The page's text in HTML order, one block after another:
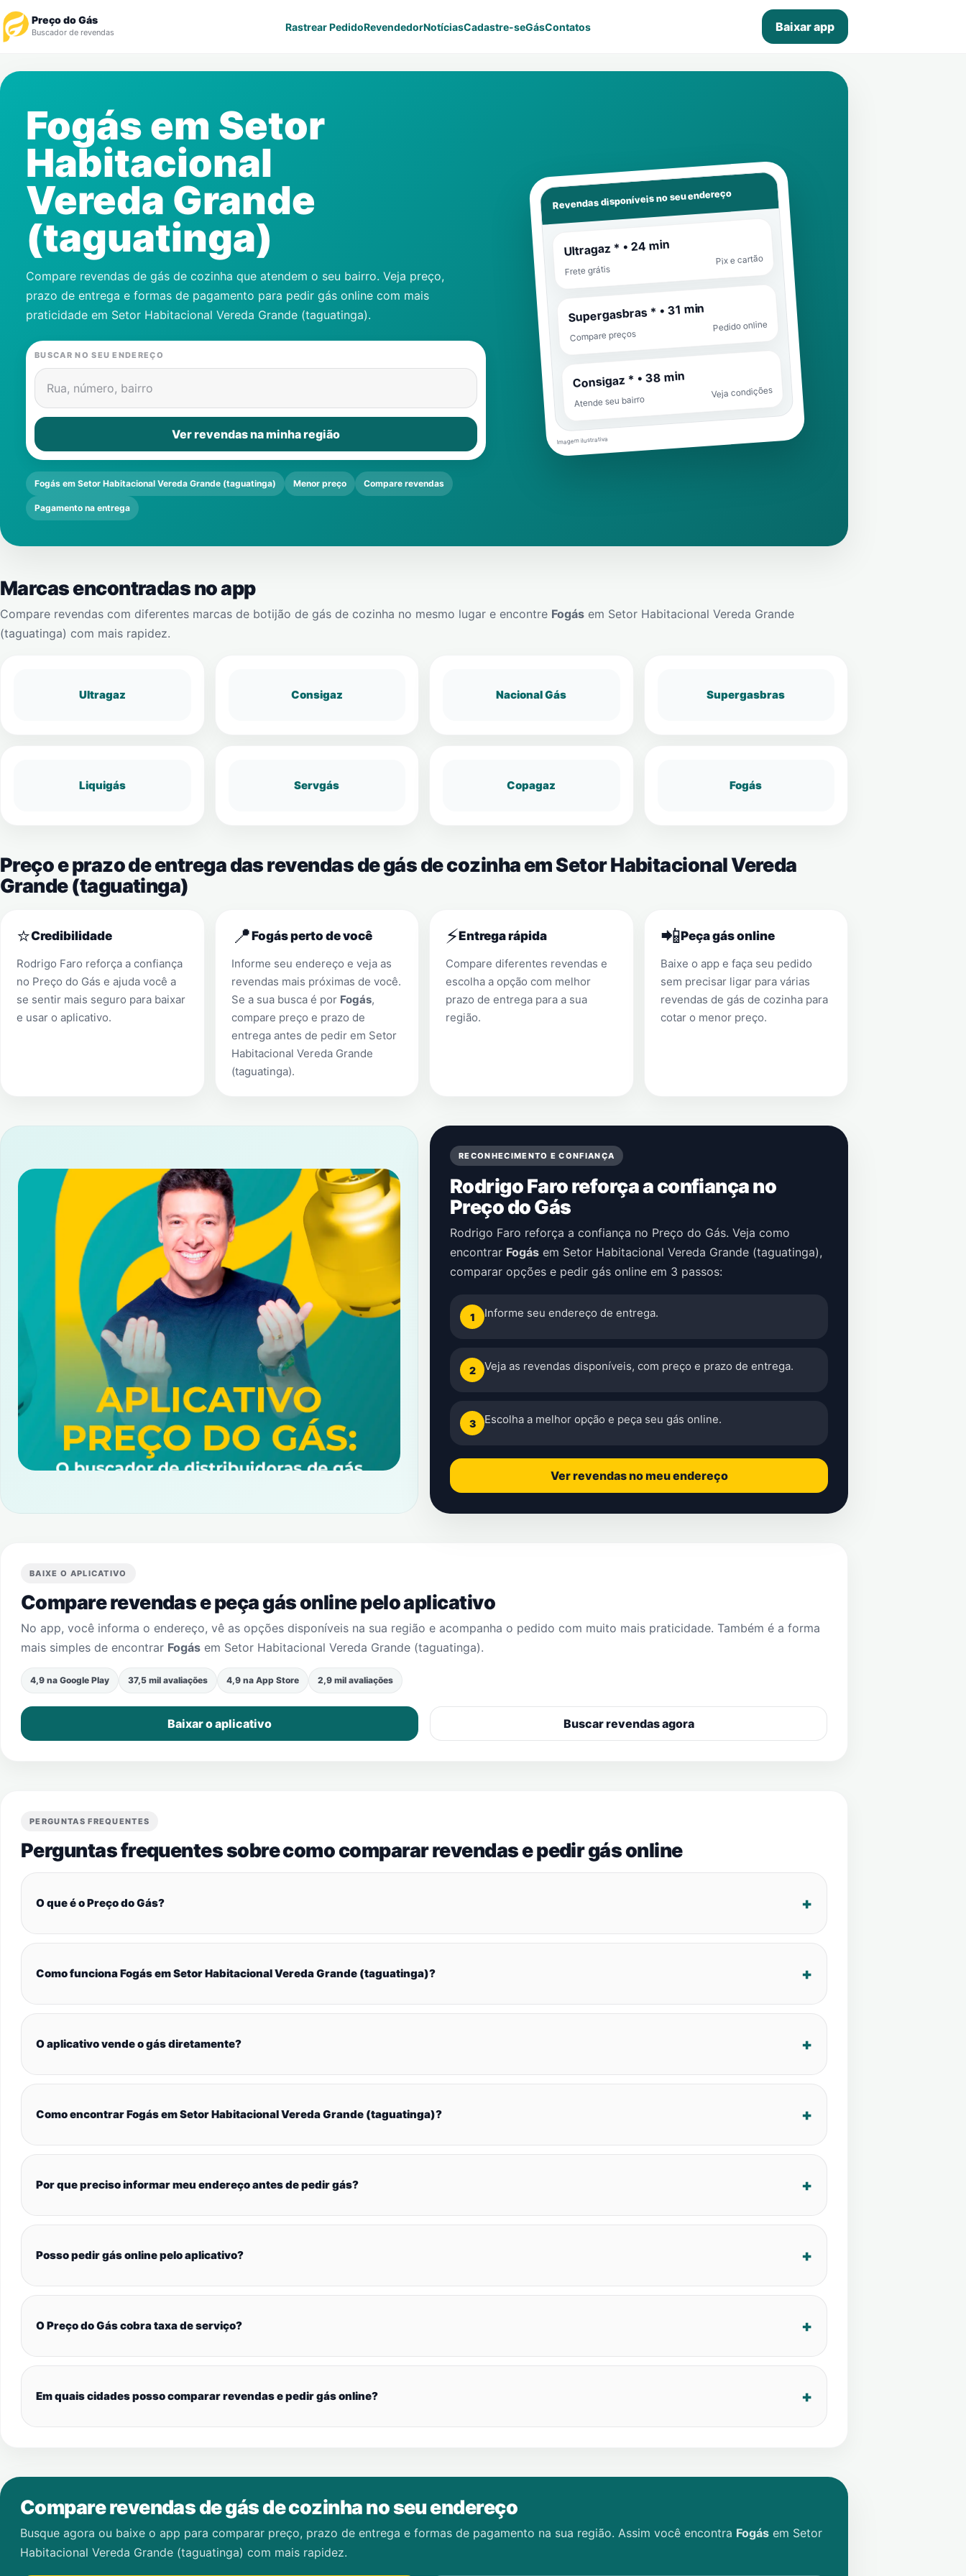
Preço do Gás
Buscador de revendas Rastrear PedidoRevendedorNotíciasCadastre-seGásContatos Baixar app
Revendedor
Notícias
Cadastre-se
Gás
Fogás em Setor
Habitacional
Vereda Grande
(taguatinga)
Compare revendas de gás de cozinha que atendem o seu bairro. Veja preço,
prazo de entrega e formas de pagamento para pedir gás online com mais
praticidade em Setor Habitacional Vereda Grande (taguatinga).
BUSCAR NO SEU ENDEREÇO
Rua, número, bairro
Ver revendas na minha região
Fogás em Setor Habitacional Vereda Grande (taguatinga) Menor preço Compare revendas
Pagamento na entrega
Revendas disponíveis no seu endereço
Ultragaz * • 24 min
Frete grátis
Pix e cartão
Supergasbras * • 31 min
Compare preços
Pedido online
Consigaz * • 38 min
Atende seu bairro
Veja condições
Imagem ilustrativa
Marcas encontradas no app
Compare revendas com diferentes marcas de botijão de gás de cozinha no mesmo lugar e encontre Fogás em Setor Habitacional Vereda Grande
(taguatinga) com mais rapidez.
Ultragaz Consigaz Nacional Gás Supergasbras
Liquigás Servgás Copagaz Fogás
Preço e prazo de entrega das revendas de gás de cozinha em Setor Habitacional Vereda
Grande (taguatinga)
⭐Credibilidade
Rodrigo Faro reforça a confiança
no Preço do Gás e ajuda você a
se sentir mais seguro para baixar
e usar o aplicativo.
📍Fogás perto de você
Informe seu endereço e veja as
revendas mais próximas de você.
Se a sua busca é por Fogás,
compare preço e prazo de
entrega antes de pedir em Setor
Habitacional Vereda Grande
(taguatinga).
⚡Entrega rápida
Compare diferentes revendas e
escolha a opção com melhor
prazo de entrega para a sua
região.
📲Peça gás online
Baixe o app e faça seu pedido
sem precisar ligar para várias
revendas de gás de cozinha para
cotar o menor preço.
RECONHECIMENTO E CONFIANÇA
Rodrigo Faro reforça a confiança no
Preço do Gás
Rodrigo Faro reforça a confiança no Preço do Gás. Veja como
encontrar Fogás em Setor Habitacional Vereda Grande (taguatinga),
comparar opções e pedir gás online em 3 passos:
1 Informe seu endereço de entrega.
2 Veja as revendas disponíveis, com preço e prazo de entrega.
3 Escolha a melhor opção e peça seu gás online.
Ver revendas no meu endereço
BAIXE O APLICATIVO
Compare revendas e peça gás online pelo aplicativo
No app, você informa o endereço, vê as opções disponíveis na sua região e acompanha o pedido com muito mais praticidade. Também é a forma
mais simples de encontrar Fogás em Setor Habitacional Vereda Grande (taguatinga).
4,9 na Google Play 37,5 mil avaliações 4,9 na App Store 2,9 mil avaliações
Baixar o aplicativo Buscar revendas agora
PERGUNTAS FREQUENTES
Perguntas frequentes sobre como comparar revendas e pedir gás online
O que é o Preço do Gás?
Como funciona Fogás em Setor Habitacional Vereda Grande (taguatinga)?
O aplicativo vende o gás diretamente?
Como encontrar Fogás em Setor Habitacional Vereda Grande (taguatinga)?
Por que preciso informar meu endereço antes de pedir gás?
Posso pedir gás online pelo aplicativo?
O Preço do Gás cobra taxa de serviço?
Em quais cidades posso comparar revendas e pedir gás online?
Compare revendas de gás de cozinha no seu endereço
Busque agora ou baixe o app para comparar preço, prazo de entrega e formas de pagamento na sua região. Assim você encontra Fogás em Setor
Habitacional Vereda Grande (taguatinga) com mais rapidez.